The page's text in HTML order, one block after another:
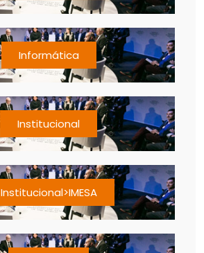
Informática
Institucional
Institucional>IMESA